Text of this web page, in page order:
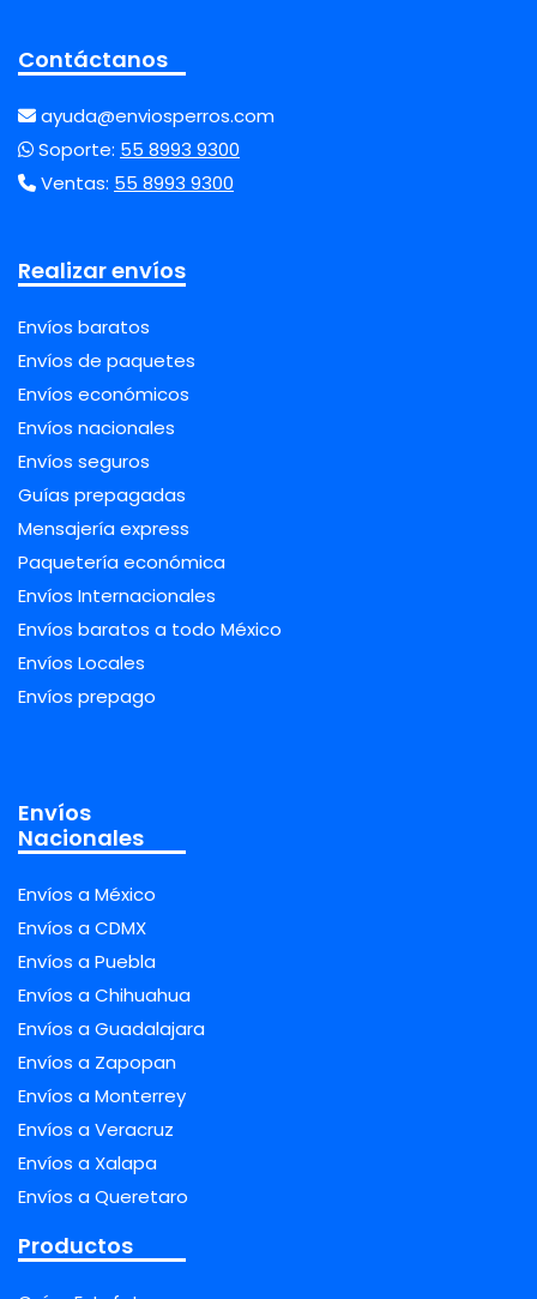
Contáctanos
ayuda@enviosperros.com
Soporte: 55 8993 9300
Ventas: 55 8993 9300
Realizar envíos
Envíos baratos
Envíos de paquetes
Envíos económicos
Envíos nacionales
Envíos seguros
Guías prepagadas
Mensajería express
Paquetería económica
Envíos Internacionales
Envíos baratos a todo México
Envíos Locales
Envíos prepago
Envíos
Nacionales
Envíos a México
Envíos a CDMX
Envíos a Puebla
Envíos a Chihuahua
Envíos a Guadalajara
Envíos a Zapopan
Envíos a Monterrey
Envíos a Veracruz
Envíos a Xalapa
Envíos a Queretaro
Productos